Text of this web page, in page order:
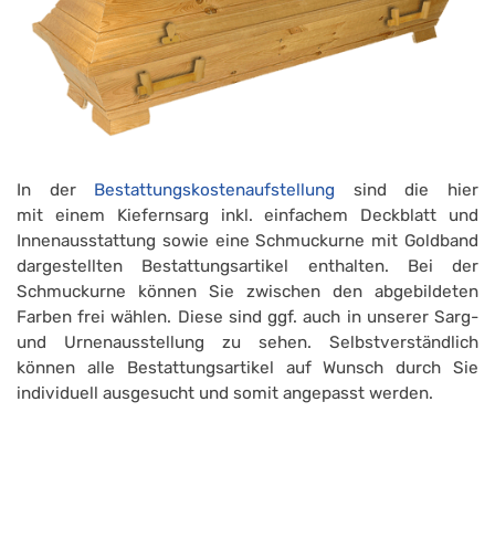
In der Bestattungskostenaufstellung sind die hier
mit einem Kiefernsarg inkl. einfachem Deckblatt und
Innenausstattung sowie eine Schmuckurne mit Goldband
dargestellten Bestattungsartikel enthalten. Bei der
Schmuckurne können Sie zwischen den abgebildeten
Farben frei wählen. Diese sind ggf. auch in unserer Sarg-
und Urnenausstellung zu sehen. Selbstverständlich
können alle Bestattungsartikel auf Wunsch durch Sie
individuell ausgesucht und somit angepasst werden.